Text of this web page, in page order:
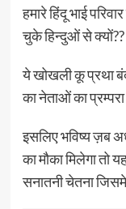
हमारे हिंदू भाई
चुके हिन्दुओं से क्यों??
ये खोखली कू प्रथा बंद
का नेताओं का प्रम्परा
इसलिए भविष्य ज़ब
का मौका मिलेगा तो
सनातनी चेतना